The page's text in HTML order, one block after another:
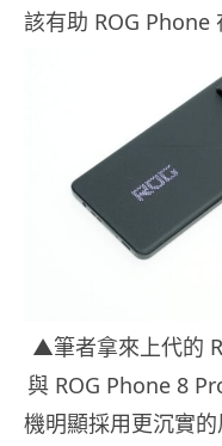
該有助 ROG Phone
▲筆者拿來上代的
與 ROG Phone 8
機明顯採用更沉實